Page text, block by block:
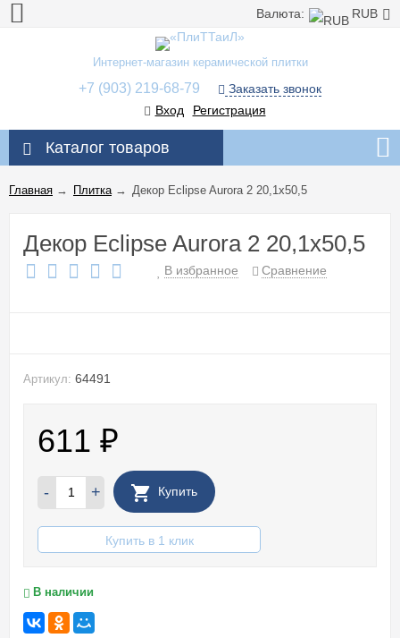
Валюта: RUB
Интернет-магазин керамической плитки
+7 (903) 219-68-79
Заказать звонок
Вход
Регистрация
Каталог товаров
Главная → Плитка→ Декор Eclipse Aurora 2 20,1x50,5
Декор Eclipse Aurora 2 20,1x50,5
В избранное Сравнение
Артикул: 64491
611 ₽
- + Купить
Купить в 1 клик
В наличии